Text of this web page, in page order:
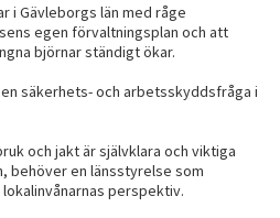
i Gävleborgs län med råge
egen förvaltningsplan och att
björnar ständigt ökar.
säkerhets- och arbetsskyddsfråga i
och jakt är självklara och viktiga
behöver en länsstyrelse som
perspektiv.